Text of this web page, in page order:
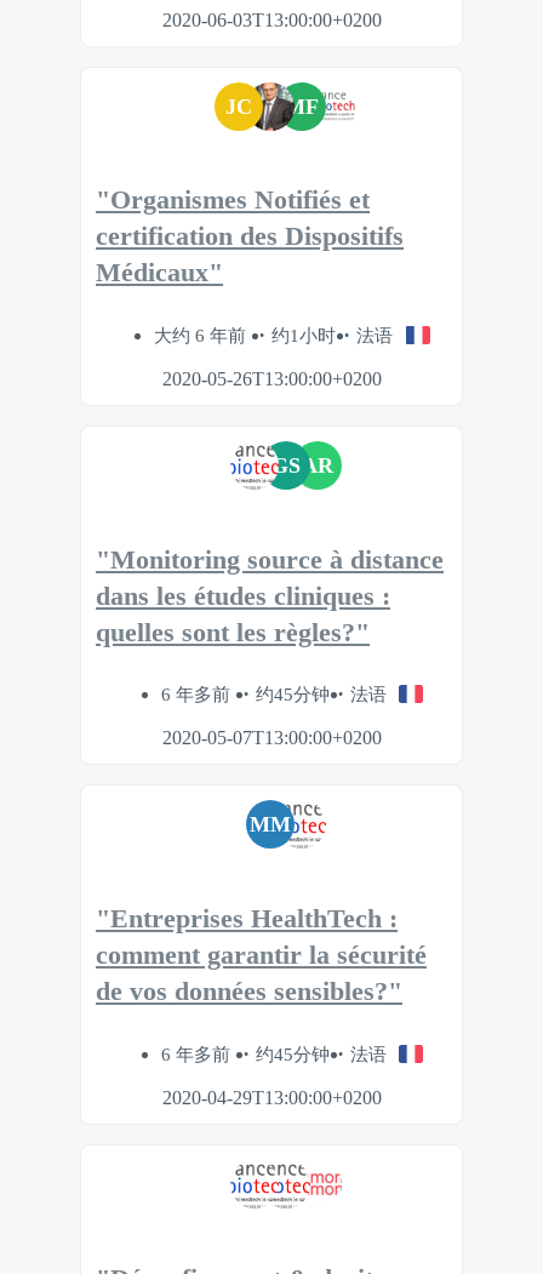
2020-06-03T13:00:00+0200
JC MF
"Organismes Notifiés et
certification des Dispositifs
Médicaux"
大约 6 年前 约1小时 法语
2020-05-26T13:00:00+0200
GS AR
"Monitoring source à distance
dans les études cliniques :
quelles sont les règles?"
6 年多前 约45分钟 法语
2020-05-07T13:00:00+0200
MM
"Entreprises HealthTech :
comment garantir la sécurité
de vos données sensibles?"
6 年多前 约45分钟 法语
2020-04-29T13:00:00+0200